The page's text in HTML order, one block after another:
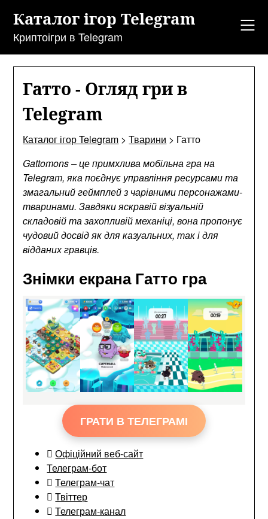
змісту
Каталог ігор Telegram
Криптоігри в Telegram
Гатто - Огляд гри в
Telegram
Каталог ігор Telegram >Тварини > Гатто
Gattomons – це примхлива мобільна гра на
Telegram, яка поєднує управління ресурсами та
змагальний геймплей з чарівними персонажами-
тваринами. Завдяки яскравій візуальній
складовій та захопливій механіці, вона пропонує
чудовий досвід як для казуальних, так і для
відданих гравців.
Знімки екрана Гатто гра
ГРАТИ В ТЕЛЕГРАМІ
Офіційний веб-сайт
Телеграм-бот
Телеграм-чат
Твіттер
Телеграм-канал